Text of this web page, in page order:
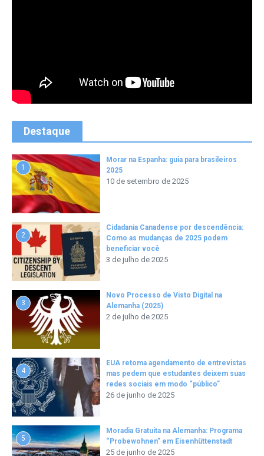
Destaque
1
Morar na Espanha: guia para brasileiros
2025
10 de setembro de 2025
2
Cidadania Canadense por descendência:
Como as mudanças de 2025 podem
beneficiar você
3 de julho de 2025
3
Novo Processo de Visto Digital na
Alemanha (2025)
2 de julho de 2025
4
EUA retoma agendamento de entrevistas
mas pedem que estudantes deixem suas
redes sociais em modo “público”
26 de junho de 2025
5
Moradia Gratuita na Alemanha: Programa
“Probewohnen” em Eisenhüttenstadt
25 de junho de 2025